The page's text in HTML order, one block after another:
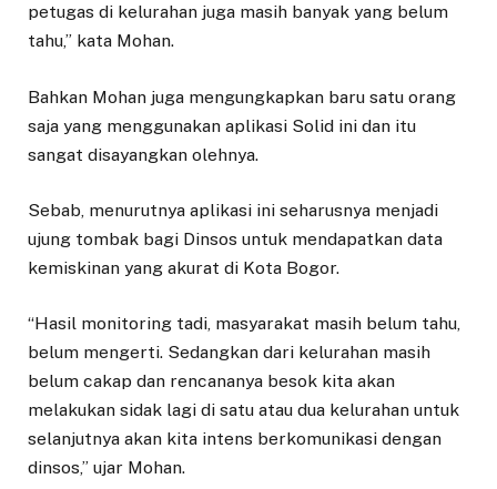
petugas di kelurahan juga masih banyak yang belum
tahu,” kata Mohan.
Bahkan Mohan juga mengungkapkan baru satu orang
saja yang menggunakan aplikasi Solid ini dan itu
sangat disayangkan olehnya.
Sebab, menurutnya aplikasi ini seharusnya menjadi
ujung tombak bagi Dinsos untuk mendapatkan data
kemiskinan yang akurat di Kota Bogor.
“Hasil monitoring tadi, masyarakat masih belum tahu,
belum mengerti. Sedangkan dari kelurahan masih
belum cakap dan rencananya besok kita akan
melakukan sidak lagi di satu atau dua kelurahan untuk
selanjutnya akan kita intens berkomunikasi dengan
dinsos,” ujar Mohan.